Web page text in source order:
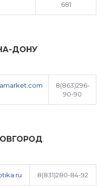
681
ДОНУ
8(863)296-
90-90
8(831)280-84-92